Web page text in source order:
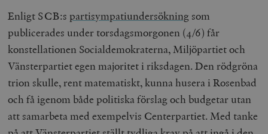
Enligt SCB:s partisympatiundersökning som
publicerades under torsdagsmorgonen (4/6) får
konstellationen Socialdemokraterna, Miljöpartiet och
Vänsterpartiet egen majoritet i riksdagen. Den rödgröna
trion skulle, rent matematiskt, kunna husera i Rosenbad
och få igenom både politiska förslag och budgetar utan
att samarbeta med exempelvis Centerpartiet. Med tanke